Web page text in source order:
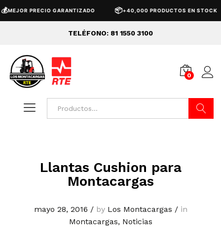
MEJOR PRECIO GARANTIZADO 📦+40,000 PRODUCTOS EN STOCK
TELÉFONO: 81 1550 3100
0
Llantas Cushion para
Montacargas
mayo 28, 2016 /by Los Montacargas /in
Montacargas, Noticias